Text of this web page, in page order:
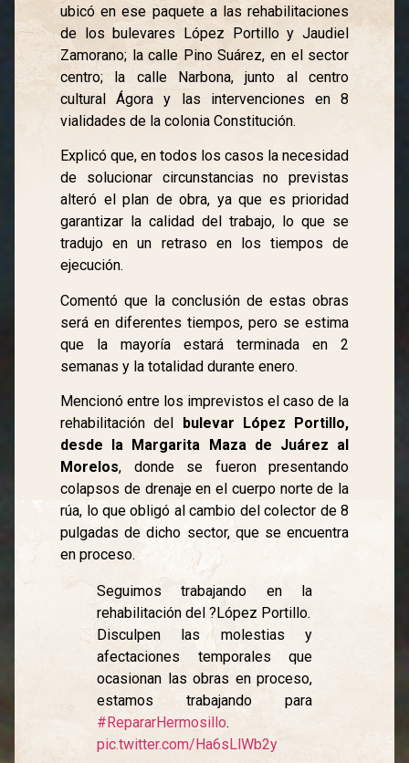
ubicó en ese paquete a las rehabilitaciones
de los bulevares López Portillo y Jaudiel
Zamorano; la calle Pino Suárez, en el sector
centro; la calle Narbona, junto al centro
cultural Ágora y las intervenciones en 8
vialidades de la colonia Constitución.
Explicó que, en todos los casos la necesidad
de solucionar circunstancias no previstas
alteró el plan de obra, ya que es prioridad
garantizar la calidad del trabajo, lo que se
tradujo en un retraso en los tiempos de
ejecución.
Comentó que la conclusión de estas obras
será en diferentes tiempos, pero se estima
que la mayoría estará terminada en 2
semanas y la totalidad durante enero.
Mencionó entre los imprevistos el caso de la
rehabilitación del
bulevar López Portillo,
desde la Margarita Maza de Juárez al
Morelos, donde se fueron presentando
colapsos de drenaje en el cuerpo norte de la
rúa, lo que obligó al cambio del colector de 8
pulgadas de dicho sector, que se encuentra
en proceso.
Seguimos trabajando en la
rehabilitación del ?López Portillo.
Disculpen las molestias y
afectaciones temporales que
ocasionan las obras en proceso,
estamos trabajando para
#RepararHermosillo.
pic.twitter.com/Ha6sLlWb2y